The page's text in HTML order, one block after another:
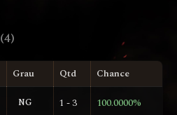
(4)
Grau Qtd Chance
NG 1 - 3 100.0000%